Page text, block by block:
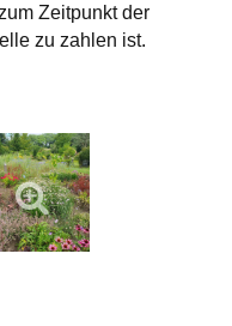
Zeitpunkt der
zu zahlen ist.